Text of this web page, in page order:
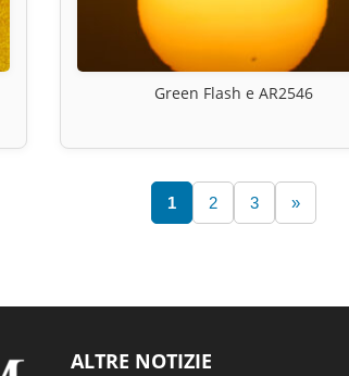
Green Flash e AR2546
1 2 3 »
ALTRE NOTIZIE